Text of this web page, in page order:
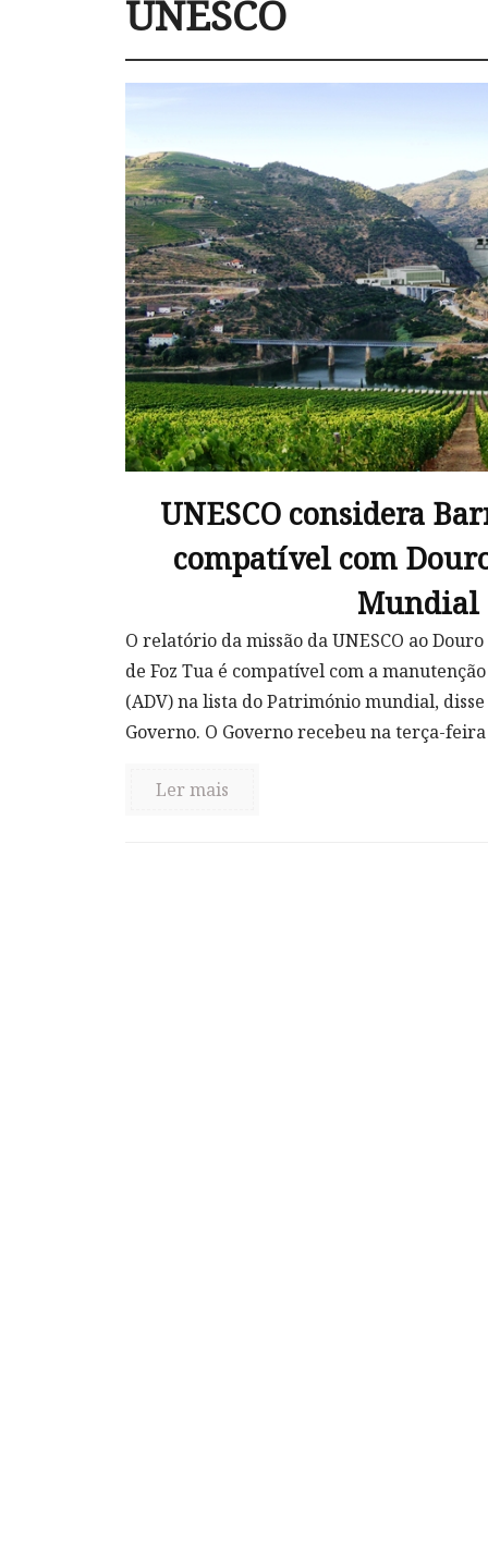
UNESCO
UNESCO considera
compatível com
Mundial
O relatório da missão da UNESCO ao
de Foz Tua é compatível com a
(ADV) na lista do Património mundial,
Governo. O Governo recebeu na terça-
Ler mais